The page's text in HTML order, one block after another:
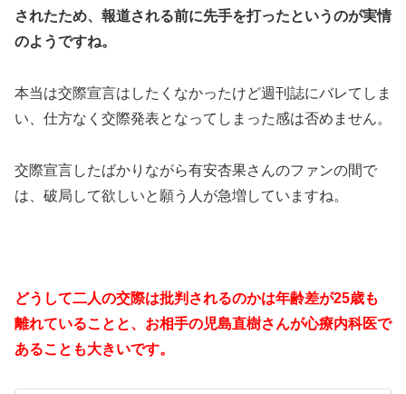
されたため、報道される前に先手を打ったというのが実情
のようですね。
本当は交際宣言はしたくなかったけど週刊誌にバレてしま
い、仕方なく交際発表となってしまった感は否めません。
交際宣言したばかりながら有安杏果さんのファンの間で
は、破局して欲しいと願う人が急増していますね。
どうして二人の交際は批判されるのかは年齢差が25歳も
離れていることと、お相手の児島直樹さんが心療内科医で
あることも大きいです。